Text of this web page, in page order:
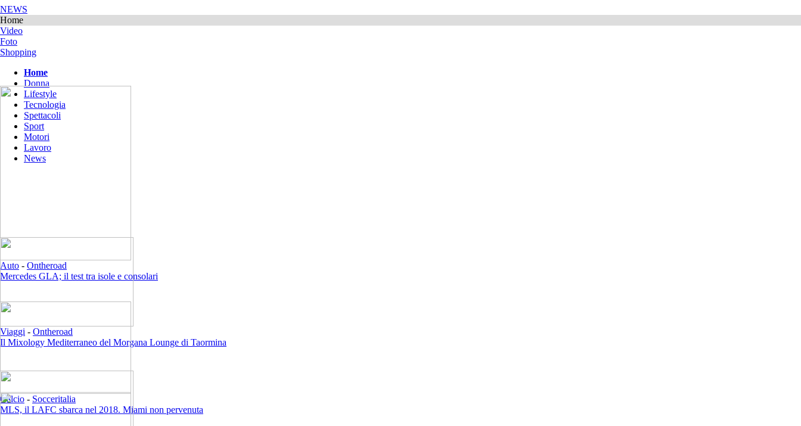
NEWS
Home
Video
Foto
Shopping
Home
Donna
Lifestyle
Tecnologia
Spettacoli
Sport
Motori
Lavoro
News
Auto - Ontheroad
Mercedes GLA; il test tra isole e consolari
Viaggi - Ontheroad
Il Mixology Mediterraneo del Morgana Lounge di Taormina
Calcio - Socceritalia
MLS, il LAFC sbarca nel 2018. Miami non pervenuta